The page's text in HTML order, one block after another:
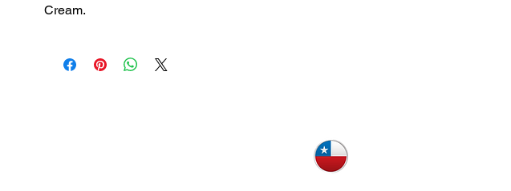
Cream.